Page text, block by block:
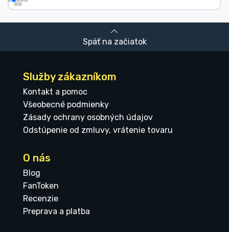
Späť na začiatok
Služby zákazníkom
Kontakt a pomoc
Všeobecné podmienky
Zásady ochrany osobných údajov
Odstúpenie od zmluvy, vrátenie tovaru
O nás
Blog
FanToken
Recenzie
Preprava a platba